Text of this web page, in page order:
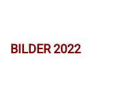
BILDER 2022